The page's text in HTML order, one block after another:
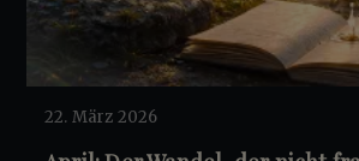
22. März 2026